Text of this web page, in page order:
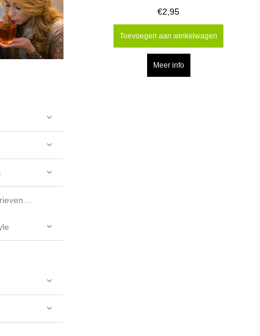
Geschenkset
€2,95
Toevoegen aan winkelwagen
Meer info